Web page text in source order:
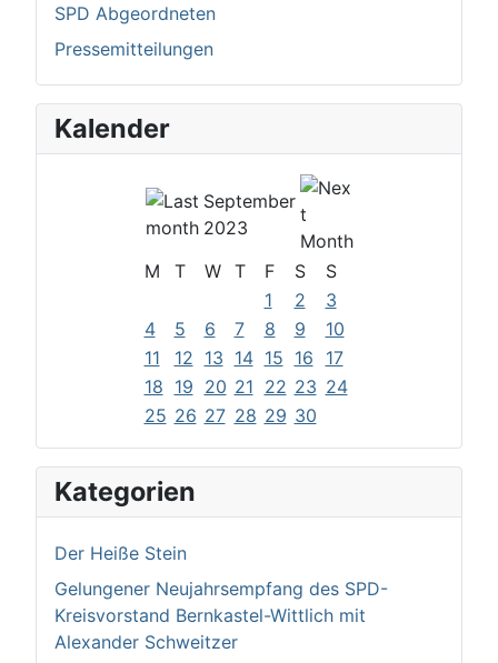
SPD Abgeordneten
Pressemitteilungen
Kalender
September
2023
M
T W T F S
S
1
2
3
4
5 6 7 8 9
10
11
12 13 14 15 16
17
18 19 20 21 22 23 24
25 26 27 28 29 30
Kategorien
Der Heiße Stein
Gelungener Neujahrsempfang des SPD-
Kreisvorstand Bernkastel-Wittlich mit
Alexander Schweitzer